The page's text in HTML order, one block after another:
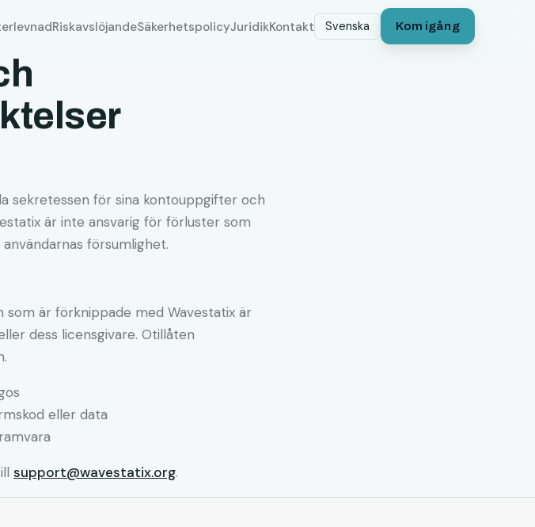
RiskavslöjandeSäkerhetspolicyJuridikKontakt Svenska Kom igång
sekretessen för sina kontouppgifter och
är inte ansvarig för förluster som
försumlighet.
är förknippade med Wavestatix är
dess licensgivare. Otillåten
eller data
support@wavestatix.org.